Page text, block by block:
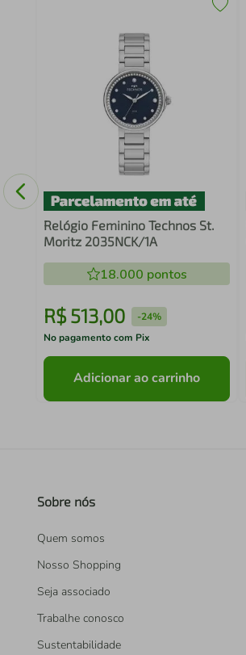
Relógio Feminino Technos St.
Moritz 2035NCK/1A
18.000 pontos
R$ 513,00 -24%
No pagamento com Pix
Adicionar ao carrinho
Sobre nós
Quem somos
Nosso Shopping
Seja associado
Trabalhe conosco
Sustentabilidade